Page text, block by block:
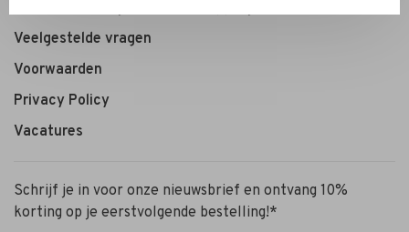
Veelgestelde vragen
Voorwaarden
Privacy Policy
Vacatures
Schrijf je in voor onze nieuwsbrief en ontvang 10%
korting op je eerstvolgende bestelling!*